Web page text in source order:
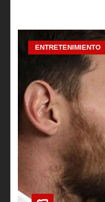
ENTRETENIMIENTO